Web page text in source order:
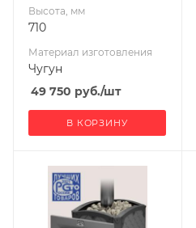
Высота, мм
710
Материал изготовления
Чугун
49 750 руб./шт
В КОРЗИНУ
Ширина, мм
Глубина, мм